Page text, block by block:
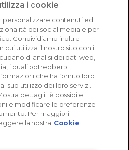
i cookie
personalizzare contenuti ed
dei social media e per
Condividiamo inoltre
cui utilizza il nostro sito con i
di analisi dei dati web,
i quali potrebbero
che ha fornito loro
suo utilizzo dei loro servizi.
dettagli" è possibile
e modificare le preferenze
Per maggiori
la nostra Cookie